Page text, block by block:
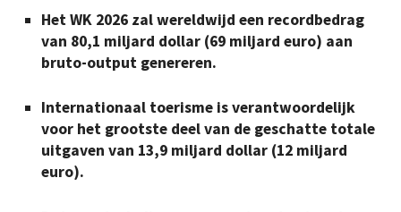
Het WK 2026 zal wereldwijd een recordbedrag
van 80,1 miljard dollar (69 miljard euro) aan
bruto-output genereren.
Internationaal toerisme is verantwoordelijk
voor het grootste deel van de geschatte totale
uitgaven van 13,9 miljard dollar (12 miljard
euro).